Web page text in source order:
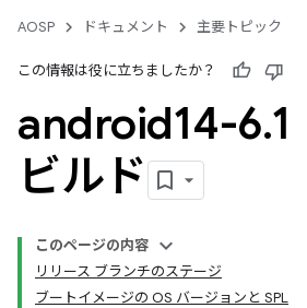
AOSP ドキュメント 主要トピック
この情報は役に立ちましたか？
android14-6.1
ビルド
このページの内容
リリース ブランチのステージ
ブートイメージの OS バージョンと SPL